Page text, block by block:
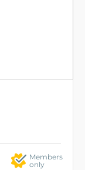
Members
only